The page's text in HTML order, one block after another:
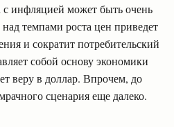
инфляцией может быть очень
темпами роста цен приведет
и сократит потребительский
собой основу экономики
веру в доллар. Впрочем, до
сценария еще далеко.